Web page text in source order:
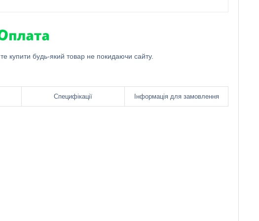
купити будь-який товар не покидаючи сайту.
Специфікації Інформація для замовлення